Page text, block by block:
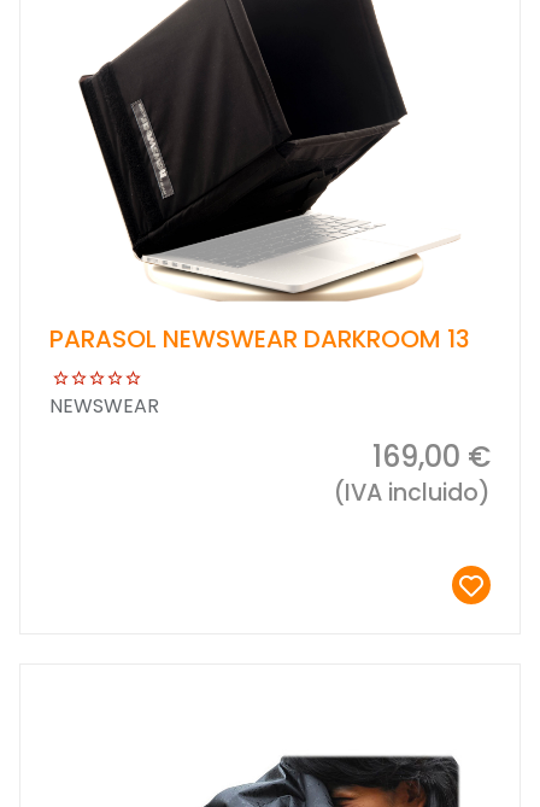
PARASOL NEWSWEAR DARKROOM 13
NEWSWEAR
169,00 €
(IVA incluido)